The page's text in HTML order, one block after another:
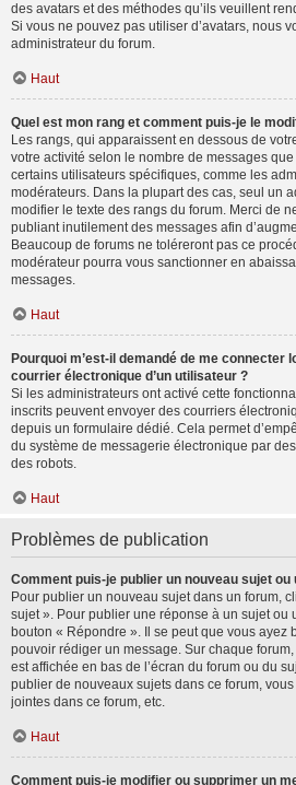
des avatars et des méthodes qu’ils veuillent
Si vous ne pouvez pas utiliser d’avatars, nous
administrateur du forum.
Haut
Quel est mon rang et comment puis-je le
Les rangs, qui apparaissent en dessous de
votre activité selon le nombre de messages
certains utilisateurs spécifiques, comme les
modérateurs. Dans la plupart des cas, seul un
modifier le texte des rangs du forum. Merci de
publiant inutilement des messages afin
Beaucoup de forums ne toléreront pas ce
modérateur pourra vous sanctionner en
messages.
Haut
Pourquoi m’est-il demandé de me connecter
courrier électronique d’un utilisateur ?
Si les administrateurs ont activé cette
inscrits peuvent envoyer des courriers
depuis un formulaire dédié. Cela permet
du système de messagerie électronique par
des robots.
Haut
Problèmes de publication
Comment puis-je publier un nouveau sujet ou
Pour publier un nouveau sujet dans un forum,
sujet ». Pour publier une réponse à un sujet ou
bouton « Répondre ». Il se peut que vous ayez
pouvoir rédiger un message. Sur chaque
est affichée en bas de l’écran du forum ou du
publier de nouveaux sujets dans ce forum,
jointes dans ce forum, etc.
Haut
Comment puis-je modifier ou supprimer un